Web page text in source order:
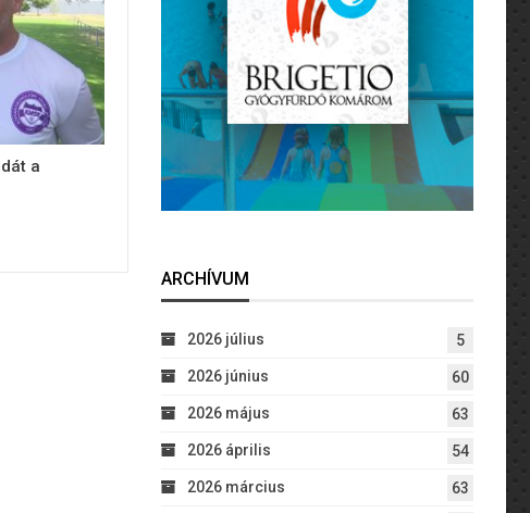
a
ARCHÍVUM
2026 július 5
2026 június 60
2026 május 63
2026 április 54
2026 március 63